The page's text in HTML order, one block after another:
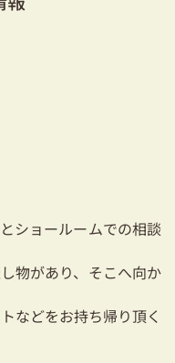
ポート
の方
をお考えの方
の方へ
ご相談
ショールームでの相談
物があり、そこへ向か
などをお持ち帰り頂く